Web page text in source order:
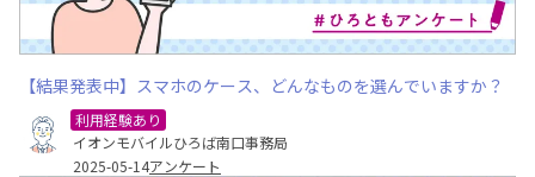
【結果発表中】スマホのケース、どんなものを選んでいますか？
利用経験あり
イオンモバイルひろば南口事務局
2025-05-14アンケート